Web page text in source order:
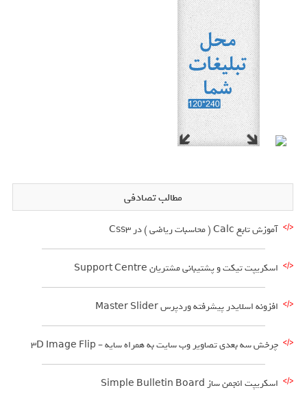
مطالب تصادفی
آموزش تابع Calc ( محاسبات ریاضی ) در Css3
اسکریپت تیکت و پشتیبانی مشتریان Support Centre
افزونه اسلایدر پیشرفته وردپرس Master Slider
چرخش سه بعدی تصاویر وب سایت به همراه سایه – 3D Image Flip
اسکریپت انجمن ساز Simple Bulletin Board